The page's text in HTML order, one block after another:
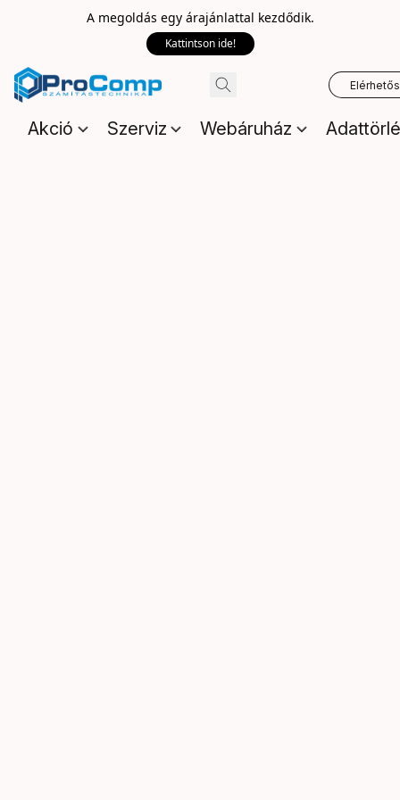
A megoldás egy árajánlattal kezdődik.
Kattintson ide!
Akció Szerviz Webáruház